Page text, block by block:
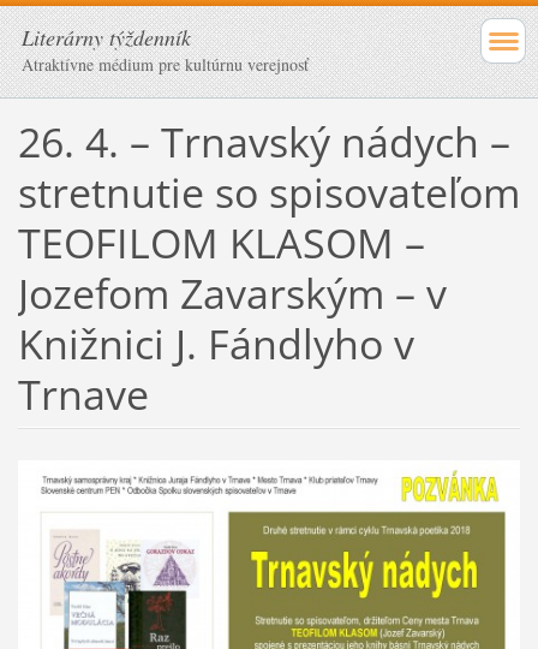
Literárny týždenník
Atraktívne médium pre kultúrnu verejnosť
26. 4. – Trnavský nádych –
stretnutie so spisovateľom
TEOFILOM KLASOM –
Jozefom Zavarským – v
Knižnici J. Fándlyho v
Trnave